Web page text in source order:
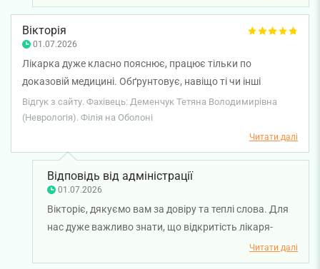
впоратися з проблемою і ви залишилися задоволені
результатом лікування. Бажаємо вам міцного
здоров'я!
Вікторія
01.07.2026
Лікарка дуже класно пояснює, працює тільки по
доказовій медицині. Обґрунтовує, навіщо ті чи інші
дослідження, коментуючи їх після проведення. Все топчик,
звертаюся не перший раз саме до неї та раджу іншим :)
Відгук з сайту. Фахівець: Деменчук Тетяна Володимирівна
(Неврологія). Філія на Оболоні
Читати далі
Відповідь від адміністрації
01.07.2026
Вікторіє, дякуємо вам за довіру та теплі слова. Для
нас дуже важливо знати, що відкритість лікаря-
невропатолога Тетяни Деменчук, її сучасний підхід
до лікування та зрозумілі пояснення допомагають
Читати далі